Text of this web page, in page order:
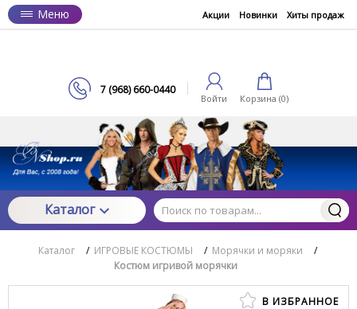
Меню Акции Новинки Хиты продаж
7 (968) 660-0440
Войти Корзина (0)
Каталог
Каталог / ИГРОВЫЕ КОСТЮМЫ / Морячки и моряки
/
Костюм игривой морячки
В ИЗБРАННОЕ